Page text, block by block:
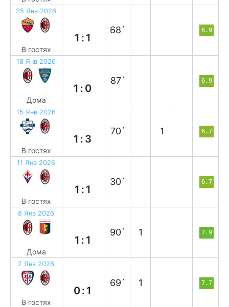
25 Янв 2026
В гостях
1:1
68` 6.9
18 Янв 2026
Дома
1:0
87` 6.9
15 Янв 2026
В гостях
1:3
70` 1 6.7
11 Янв 2026
В гостях
1:1
30` 6.7
8 Янв 2026
Дома
1:1
90` 1 7.9
2 Янв 2026
В гостях
0:1
69` 1 7.7